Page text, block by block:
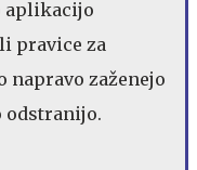
aplikacijo
pravice za
napravo zaženejo
odstranijo.